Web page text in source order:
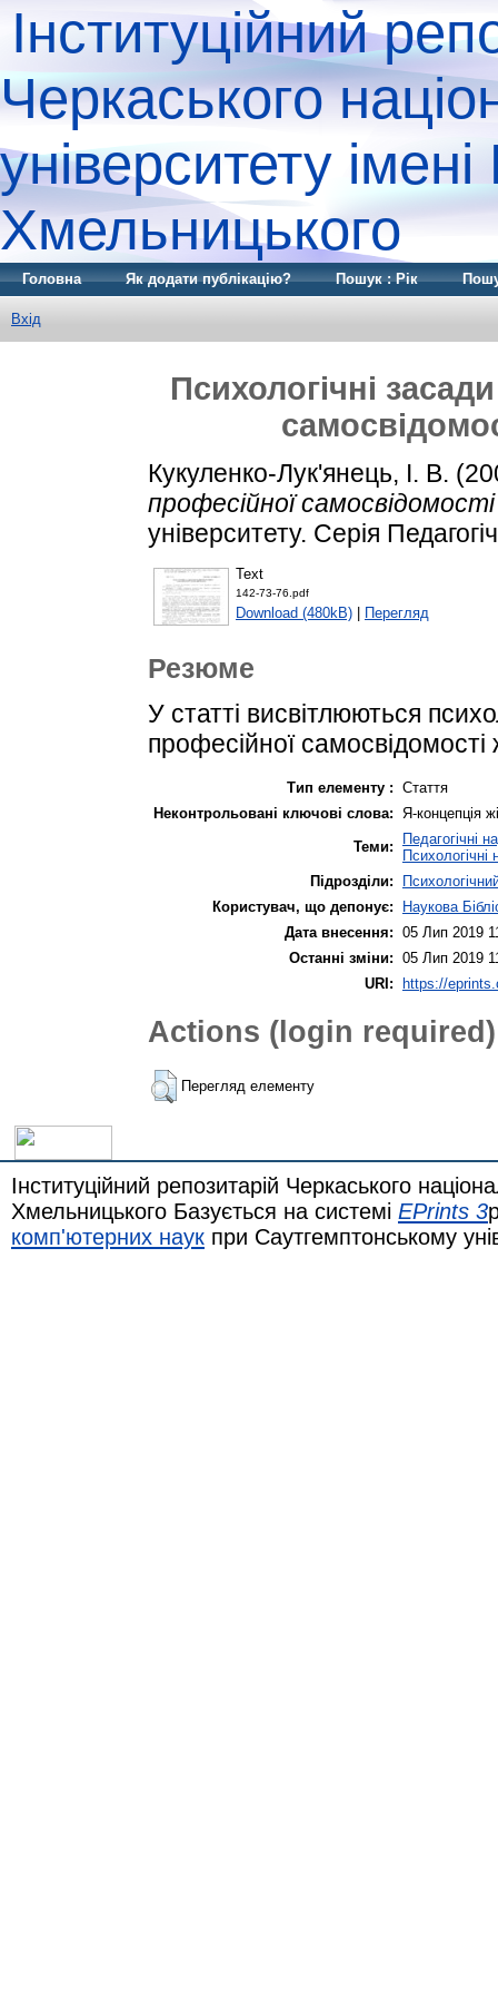
Інституційний
Черкаського
університету
Хмельницького
Головна Як додати публікацію? Пошук : Рік
Вхід
Психологічні
Кукуленко-Лук'янець, І. В.
професійної
університету. Серія
Text
142-73-76.pdf
Download (480kB) Перегляд
Резюме
У статті висвітлюються
професійної самосвідомості
Тип елементу : Стаття
Неконтрольовані ключові слова:
Я-концепція
Теми:
Педагогічні
Психологічні
Підрозділи:
Користувач, що депонує:
Наукова
Дата внесення: 05 Лип 2019
Останні зміни: 05 Лип 2019
URI: https://
Actions (login required)
Перегляд елементу
Інституційний репозитарій Черкаського
Хмельницького Базується на системі EPrints 3
комп'ютерних наук при Саутгемптонському